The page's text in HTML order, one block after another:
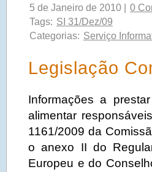
5 de Janeiro de 2010 |
0
Tags: SI 31/Dez/09
Categorias: Serviço
Legislação
Informações a
alimentar
1161/2009 da
o anexo II do
Europeu e do